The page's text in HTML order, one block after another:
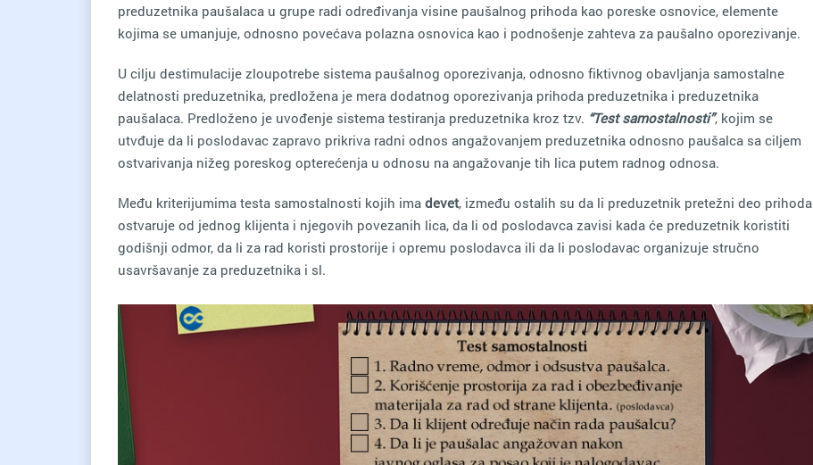
preduzetnika paušalaca u grupe radi određivanja visine paušalnog prihoda kao poreske osnovice, elemente
kojima se umanjuje, odnosno povećava polazna osnovica kao i podnošenje zahteva za paušalno oporezivanje.
U cilju destimulacije zloupotrebe sistema paušalnog oporezivanja, odnosno fiktivnog obavljanja samostalne
delatnosti preduzetnika, predložena je mera dodatnog oporezivanja prihoda preduzetnika i preduzetnika
paušalaca. Predloženo je uvođenje sistema testiranja preduzetnika kroz tzv. “Test samostalnosti”, kojim se
utvđuje da li poslodavac zapravo prikriva radni odnos angažovanjem preduzetnika odnosno paušalca sa ciljem
ostvarivanja nižeg poreskog opterećenja u odnosu na angažovanje tih lica putem radnog odnosa.
Među kriterijumima testa samostalnosti kojih ima devet, između ostalih su da li preduzetnik pretežni deo prihoda
ostvaruje od jednog klijenta i njegovih povezanih lica, da li od poslodavca zavisi kada će preduzetnik koristiti
godišnji odmor, da li za rad koristi prostorije i opremu poslodavca ili da li poslodavac organizuje stručno
usavršavanje za preduzetnika i sl.